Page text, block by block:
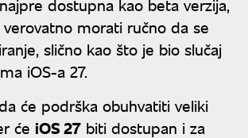
dostupna kao beta verzija,
morati ručno da se
slično kao što je bio slučaj
iOS-a 27.
će podrška obuhvatiti veliki
će iOS 27 biti dostupan i za